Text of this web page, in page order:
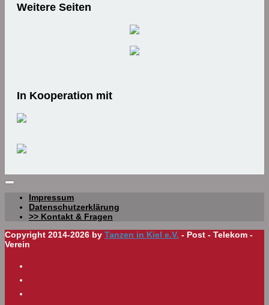
Weitere Seiten
In Kooperation mit
Impressum
Datenschutzerklärung
>> Kontakt & Fragen
Copyright 2014-2026 by Tanzen in Kiel e.V. - Post - Telekom -
Verein